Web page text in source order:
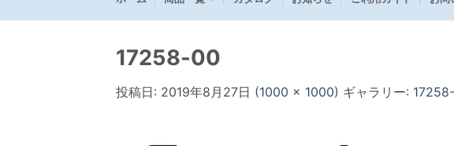
17258-00
投稿日: 2019年8月27日 (1000 × 1000) ギャラリー: